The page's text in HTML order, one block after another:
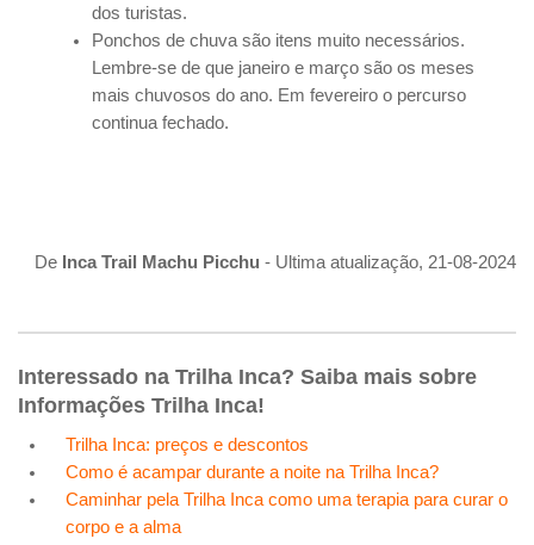
dos turistas.
Ponchos de chuva são itens muito necessários.
Lembre-se de que janeiro e março são os meses
mais chuvosos do ano. Em fevereiro o percurso
continua fechado.
De Inca Trail Machu Picchu - Ultima atualização, 21-08-2024
Interessado na Trilha Inca? Saiba mais sobre
Informações Trilha Inca!
Trilha Inca: preços e descontos
Como é acampar durante a noite na Trilha Inca?
Caminhar pela Trilha Inca como uma terapia para curar o
corpo e a alma